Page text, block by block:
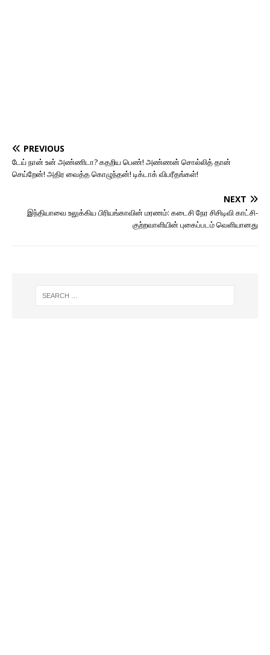
PREVIOUS
டேய் நான் உன் அண்ணிடா? கதறிய பெண்! அண்ணன் சொல்லித் தான்
செய்றேன்! அதிர வைத்த கொழுந்தன்! டிக்டாக் விபரீதங்கள்!
NEXT
இந்தியாவை உலுக்கிய பிரியங்காவின் மரணம்: கடைசி நேர சிசிடிவி காட்சி-
குற்றவாளியின் புகைப்படம் வெளியானது